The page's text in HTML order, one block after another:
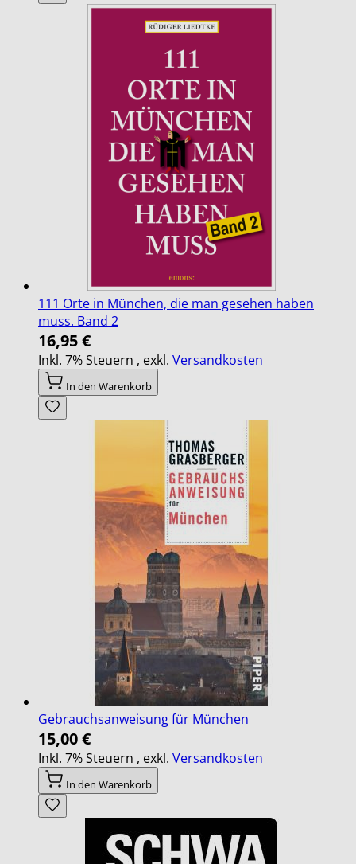
111 Orte in München, die man gesehen haben
muss. Band 2
16,95 €
Inkl. 7% Steuern , exkl. Versandkosten
In den Warenkorb
Gebrauchsanweisung für München
15,00 €
Inkl. 7% Steuern , exkl. Versandkosten
In den Warenkorb